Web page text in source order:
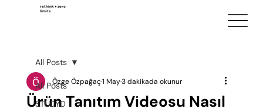
rethink + zero
limits
All Posts
STÜDYO
All Posts
Ürün Tanıtım Videosu Nasıl
Özge Özpağaç1 May3 dakikada okunur